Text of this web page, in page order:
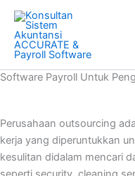
Skip
content
Software Payroll Untuk
Perusahaan outsourcing
kerja yang diperuntukkan
kesulitan didalam mencari